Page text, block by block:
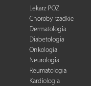
Lekarz POZ
Choroby rzadkie
Dermatologia
Diabetologia
Onkologia
Neurologia
Reumatologia
Kardiologia